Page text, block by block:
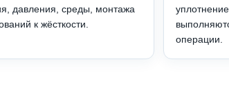
давления, среды, монтажа
к жёсткости.
операции.